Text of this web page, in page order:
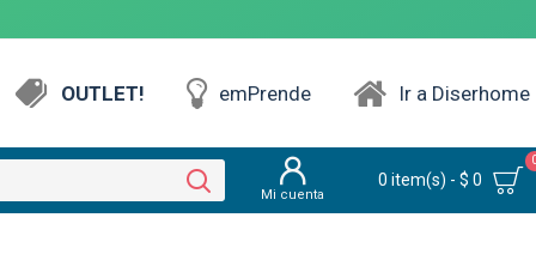
OUTLET! emPrende Ir a Diserhome
Mi cuenta
0 item(s) - $ 0